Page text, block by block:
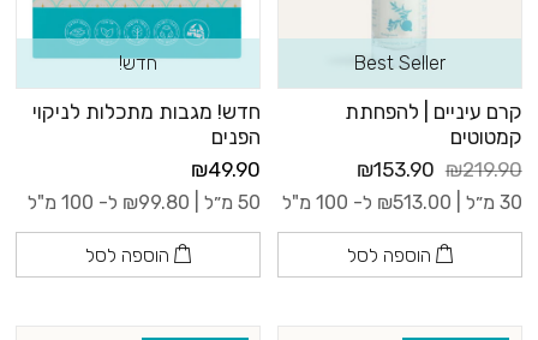
Best Seller
קרם עיניים | להפחתת
קמטוטים
₪219.90
₪153.90
30 מ״ל | ₪513.00 ל- 100 מ"ל
הוספה לסל
חדש!
חדש! מגבות מתכלות לניקוי
הפנים
₪49.90
50 מ״ל | ₪99.80 ל- 100 מ"ל
הוספה לסל